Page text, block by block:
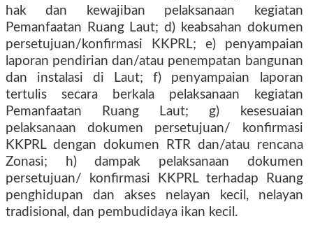
hak dan kewajiban pelaksanaan kegiatan
Pemanfaatan Ruang Laut; d) keabsahan dokumen
persetujuan/konfirmasi KKPRL; e) penyampaian
laporan pendirian dan/atau penempatan bangunan
dan instalasi di Laut; f) penyampaian laporan
tertulis secara berkala pelaksanaan kegiatan
Pemanfaatan Ruang Laut; g) kesesuaian
pelaksanaan dokumen persetujuan/ konfirmasi
KKPRL dengan dokumen RTR dan/atau rencana
Zonasi; h) dampak pelaksanaan dokumen
persetujuan/ konfirmasi KKPRL terhadap Ruang
penghidupan dan akses nelayan kecil, nelayan
tradisional, dan pembudidaya ikan kecil.